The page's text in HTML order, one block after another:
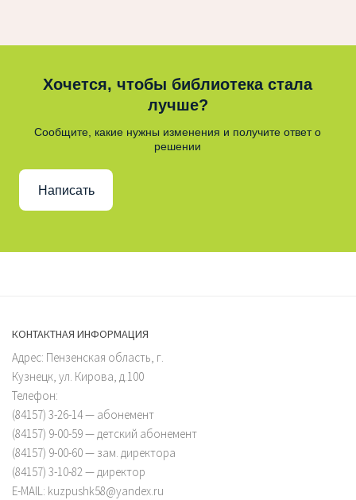
Хочется, чтобы библиотека стала
лучше?
Сообщите, какие нужны изменения и получите ответ о
решении
Написать
КОНТАКТНАЯ ИНФОРМАЦИЯ
Адрес: Пензенская область, г.
Кузнецк, ул. Кирова, д.100
Телефон:
(84157) 3-26-14 — абонемент
(84157) 9-00-59 — детский абонемент
(84157) 9-00-60 — зам. директора
(84157) 3-10-82 — директор
E-MAIL: kuzpushk58@yandex.ru